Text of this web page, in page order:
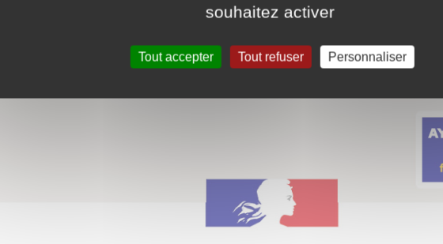
souhaitez activer
Tout accepter Tout refuser Personnaliser